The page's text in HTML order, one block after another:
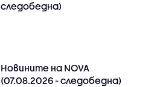
следобедна)
Новините на NOVA
(07.08.2026 - следобедна)